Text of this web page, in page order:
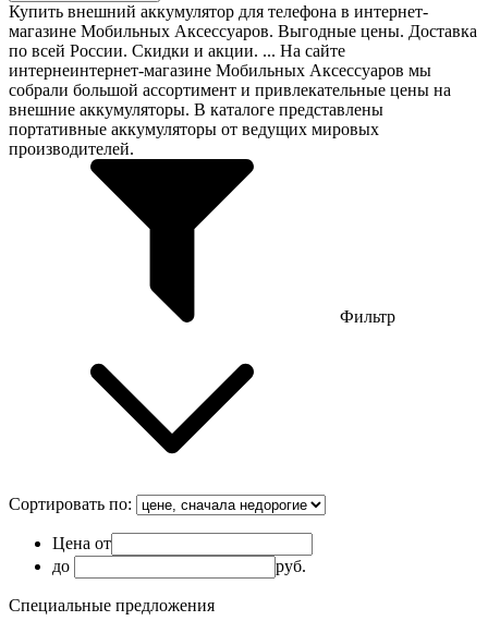
Купить внешний аккумулятор для телефона в интернет-
магазине Мобильных Аксессуаров. Выгодные цены. Доставка
по всей России. Скидки и акции. ... На сайте
интернеинтернет-магазине Мобильных Аксессуаров мы
собрали большой ассортимент и привлекательные цены на
внешние аккумуляторы. В каталоге представлены
портативные аккумуляторы от ведущих мировых
производителей.
Фильтр
Сортировать по:
Цена от
до
руб.
Специальные предложения